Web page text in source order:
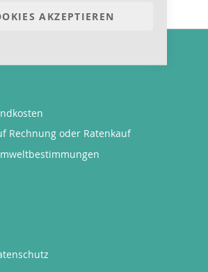
AKZEPTIEREN
Rechnung oder Ratenkauf